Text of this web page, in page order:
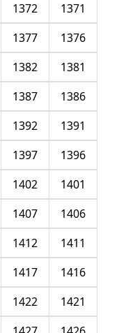
1371
1372
1376
1377
1381
1382
1386
1387
1391
1392
1396
1397
1401
1402
1406
1407
1411
1412
1416
1417
1421
1422